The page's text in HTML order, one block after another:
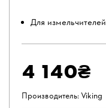
Для измельчителей
4 140₴
Производитель:Viking